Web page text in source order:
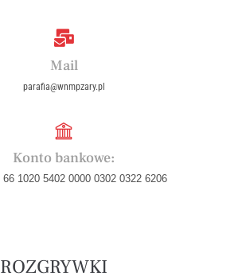
Mail
parafia@wnmpzary.pl
Konto bankowe:
66 1020 5402 0000 0302 0322 6206